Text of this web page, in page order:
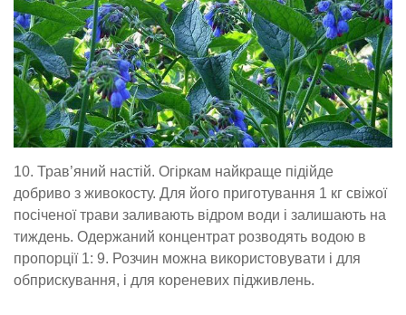
10. Трав’яний настій. Огіркам найкраще підійде
добриво з живокосту. Для його приготування 1 кг свіжої
посіченої трави заливають відром води і залишають на
тиждень. Одержаний концентрат розводять водою в
пропорції 1: 9. Розчин можна використовувати і для
обприскування, і для кореневих підживлень.